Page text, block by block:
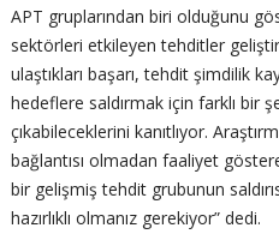
APT gruplarından biri olduğunu
sektörleri etkileyen tehditler
ulaştıkları başarı, tehdit şimdilik
hedeflere saldırmak için farklı bir
çıkabileceklerini kanıtlıyor.
bağlantısı olmadan faaliyet
bir gelişmiş tehdit grubunun
hazırlıklı olmanız gerekiyor” dedi.